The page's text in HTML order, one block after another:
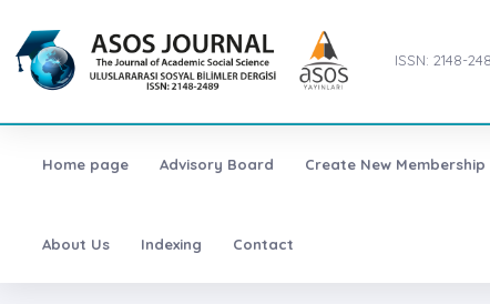
ISSN: 2148-
Home page Advisory Board Create New Membership
About Us Indexing Contact